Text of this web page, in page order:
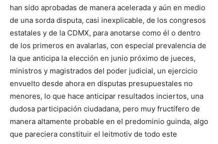
han sido aprobadas de manera acelerada y aún en medio
de una sorda disputa, casi inexplicable, de los congresos
estatales y de la CDMX, para anotarse como él o dentro
de los primeros en avalarlas, con especial prevalencia de
la que anticipa la elección en junio próximo de jueces,
ministros y magistrados del poder judicial, un ejercicio
envuelto desde ahora en disputas presupuestales no
menores, lo que hace anticipar resultados inciertos, una
dudosa participación ciudadana, pero muy fructífero de
manera altamente probable en el predominio guinda, algo
que pareciera constituir el leitmotiv de todo este